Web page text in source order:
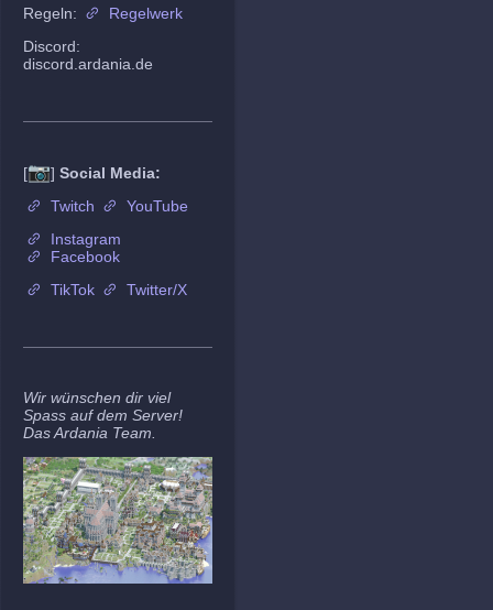
Regeln:
Regelwerk
Discord:
discord.ardania.de
[📷] Social Media:
Twitch
YouTube
Instagram
Facebook
TikTok
Twitter/X
Wir wünschen dir viel
Spass auf dem Server!
Das Ardania Team.